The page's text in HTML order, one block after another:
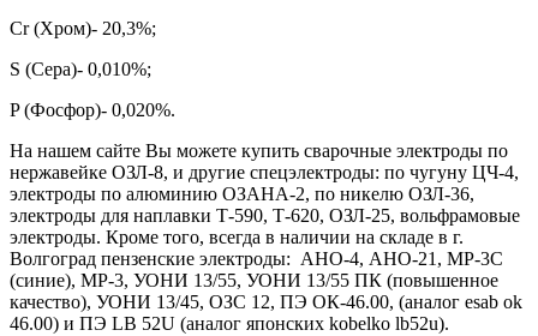
Cr (Хром)- 20,3%;
S (Сера)- 0,010%;
P (Фосфор)- 0,020%.
На нашем сайте Вы можете купить сварочные электроды по
нержавейке ОЗЛ-8, и другие спецэлектроды: по чугуну ЦЧ-4,
электроды по алюминию ОЗАНА-2, по никелю ОЗЛ-36,
электроды для наплавки Т-590, Т-620, ОЗЛ-25, вольфрамовые
электроды. Кроме того, всегда в наличии на складе в г.
Волгоград пензенские электроды: АНО-4, АНО-21, МР-3С
(синие), МР-3, УОНИ 13/55, УОНИ 13/55 ПК (повышенное
качество), УОНИ 13/45, ОЗС 12, ПЭ ОК-46.00, (аналог esab ok
46.00) и ПЭ LB 52U (аналог японских kobelko lb52u).